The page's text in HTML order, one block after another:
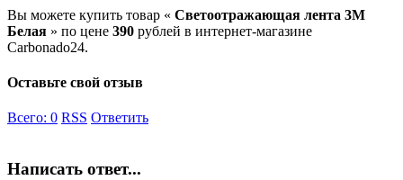
Вы можете купить товар « Светоотражающая лента 3М
Белая » по цене 390 рублей в интернет-магазине
Carbonado24.
Оставьте свой отзыв
Всего: 0 RSS Ответить
Написать ответ...